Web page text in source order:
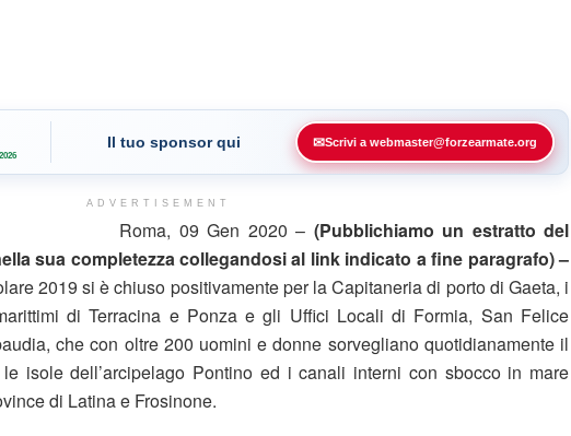
Il tuo sponsor qui ✉Scrivi a webmaster@forzearmate.org
ADVERTISEMENT
Roma, 09 Gen 2020 – (Pubblichiamo un estratto del
sua completezza collegandosi al link indicato a fine paragrafo) –
2019 si è chiuso positivamente per la Capitaneria di porto di Gaeta, i
di Terracina e Ponza e gli Uffici Locali di Formia, San Felice
che con oltre 200 uomini e donne sorvegliano quotidianamente il
isole dell’arcipelago Pontino ed i canali interni con sbocco in mare
di Latina e Frosinone.